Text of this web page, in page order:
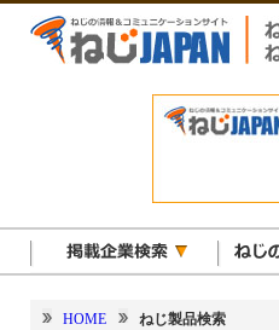
HOME ねじ製品検索